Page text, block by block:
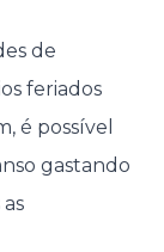
de
feriados
é possível
gastando